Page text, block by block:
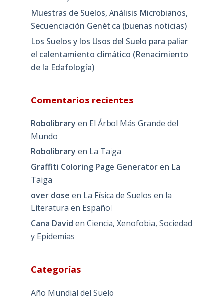
Muestras de Suelos, Análisis Microbianos,
Secuenciación Genética (buenas noticias)
Los Suelos y los Usos del Suelo para paliar
el calentamiento climático (Renacimiento
de la Edafología)
Comentarios recientes
Robolibrary en El Árbol Más Grande del
Mundo
Robolibrary en La Taiga
Graffiti Coloring Page Generatoren La
Taiga
over dose en La Física de Suelos en la
Literatura en Español
Cana David en Ciencia, Xenofobia, Sociedad
y Epidemias
Categorías
Año Mundial del Suelo